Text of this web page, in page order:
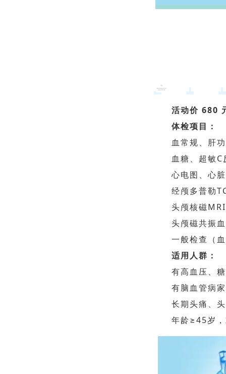
活动价 680
体检项目：
血常规、肝
血糖、超敏
心电图、心
经颅多普勒
头颅核磁
头颅磁共振
一般检查（
适用人群：
有高血压、
有脑血管病
长期头痛、
年龄≥45岁